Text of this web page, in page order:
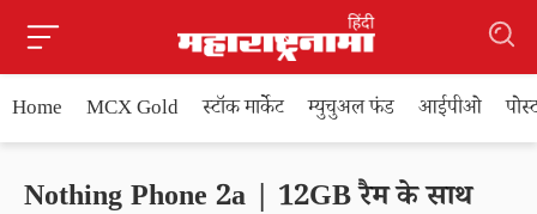
Home MCX Gold स्टॉक मार्केट म्युचुअल फंड आईपीओ
Nothing Phone 2a | 12GB रैम के साथ